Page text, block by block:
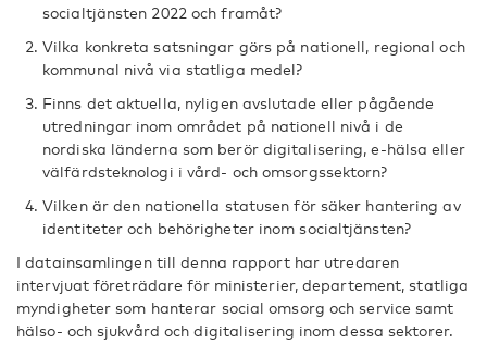
socialtjänsten 2022 och framåt?
Vilka konkreta satsningar görs på nationell, regional och
kommunal nivå via statliga medel?
Finns det aktuella, nyligen avslutade eller pågående
utredningar inom området på nationell nivå i de
nordiska länderna som berör digitalisering, e-hälsa eller
välfärdsteknologi i vård- och omsorgssektorn?
Vilken är den nationella statusen för säker hantering av
identiteter och behörigheter inom socialtjänsten?
I datainsamlingen till denna rapport har utredaren
intervjuat företrädare för ministerier, departement, statliga
myndigheter som hanterar social omsorg och service samt
hälso- och sjukvård och digitalisering inom dessa sektorer.